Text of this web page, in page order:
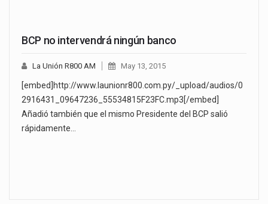
BCP no intervendrá ningún banco
La Unión R800 AM May 13, 2015
[embed]http://www.launionr800.com.py/_upload/audios/0
2916431_09647236_55534815F23FC.mp3[/embed]
Añadió también que el mismo Presidente del BCP salió
rápidamente…